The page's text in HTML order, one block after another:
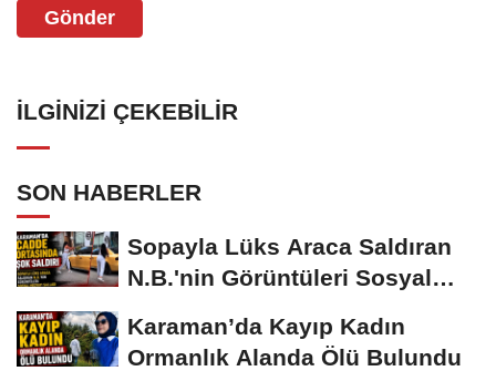
Gönder
İLGINIZI ÇEKEBILIR
SON HABERLER
Sopayla Lüks Araca Saldıran
N.B.'nin Görüntüleri Sosyal
Karaman’da Kayıp Kadın
Ormanlık Alanda Ölü Bulundu